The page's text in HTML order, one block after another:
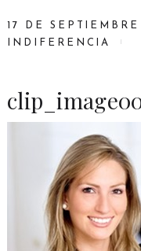
17 DE
INDIFERENCIA